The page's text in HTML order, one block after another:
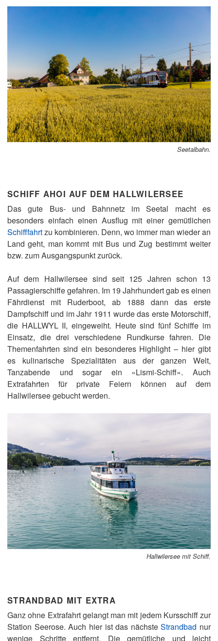
Seetalbahn.
SCHIFF AHOI AUF DEM HALLWILERSEE
Das gute Bus- und Bahnnetz im Seetal macht es
besonders einfach einen Ausflug mit einer gemütlichen
Schifffahrtzu kombinieren. Denn, wo immer man wieder an
Land geht, man kommt mit Bus und Zug bestimmt weiter
bzw. zum Ausgangspunkt zurück.
Auf dem Hallwilersee sind seit 125 Jahren schon 13
Passagierschiffe gefahren. Im 19 Jahrhundert gab es einen
Fährdienst mit Ruderboot, ab 1888 dann das erste
Dampfschiff und im Jahr 1911 wurde das erste Motorschiff,
die HALLWYL II, eingeweiht. Heute sind fünf Schiffe im
Einsatz, die drei verschiedene Rundkurse fahren. Die
Themenfahrten sind ein besonderes Highlight – hier gibt
es kulinarische Spezialitäten aus der ganzen Welt,
Tanzabende und sogar ein «Lismi-Schiff». Auch
Extrafahrten für private Feiern können auf dem
Hallwilersee gebucht werden.
Hallwilersee mit Schiff.
STRANDBAD MIT EXTRA
Ganz ohne Extrafahrt gelangt man mit jedem Kursschiff zur
Station Seerose. Auch hier ist das nächsteStrandbad nur
wenige Schritte entfernt. Die gemütliche und leicht